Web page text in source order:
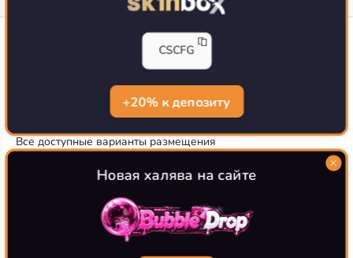
CS-CONFIG.com © 2020-2026 г.
Политика конфиденциальности
РЕКЛАМА НА САЙТЕ
Все доступные варианты размещения
О CS-CONFIG.COM
CFG pro CS 2 - именно это мы и размещаем на нашем
проекте, иными словами мы предоставляем пользователям
конфиги про игроков кс2. Также вы сможете
самостоятельно поделиться своими настройками с другими
CSCFG
+20% к депозиту
Новая халява на сайте